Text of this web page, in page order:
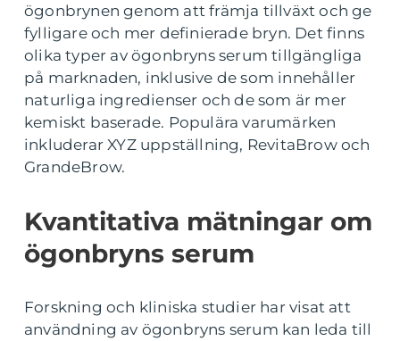
ögonbrynen genom att främja tillväxt och ge
fylligare och mer definierade bryn. Det finns
olika typer av ögonbryns serum tillgängliga
på marknaden, inklusive de som innehåller
naturliga ingredienser och de som är mer
kemiskt baserade. Populära varumärken
inkluderar XYZ uppställning, RevitaBrow och
GrandeBrow.
Kvantitativa mätningar om
ögonbryns serum
Forskning och kliniska studier har visat att
användning av ögonbryns serum kan leda till